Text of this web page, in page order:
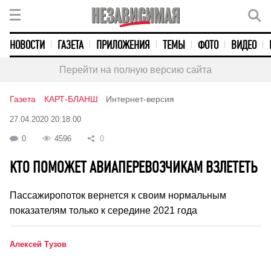
НОВОСТИ ГАЗЕТА ПРИЛОЖЕНИЯ ТЕМЫ ФОТО ВИДЕО
Перейти на полную версию сайта
Газета КАРТ-БЛАНШ Интернет-версия
27.04.2020 20:18:00
0 4596 0
КТО ПОМОЖЕТ АВИАПЕРЕВОЗЧИКАМ ВЗЛЕТЕТЬ
Пассажиропоток вернется к своим нормальным
показателям только к середине 2021 года
Алексей Тузов